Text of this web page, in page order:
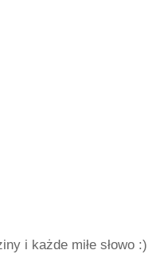
i każde miłe słowo :)